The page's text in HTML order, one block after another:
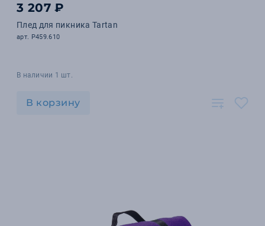
3 207 ₽
Плед для пикника Tartan
арт. P459.610
В наличии 1 шт.
В корзину